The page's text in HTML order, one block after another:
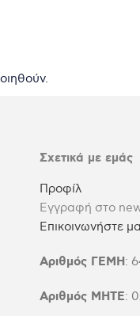
Σχετικά με εμάς
Προφίλ
Εγγραφή στο
Επικοινωνήστε
Αριθμός ΓΕΜΗ:
Αριθμός ΜΗΤΕ: